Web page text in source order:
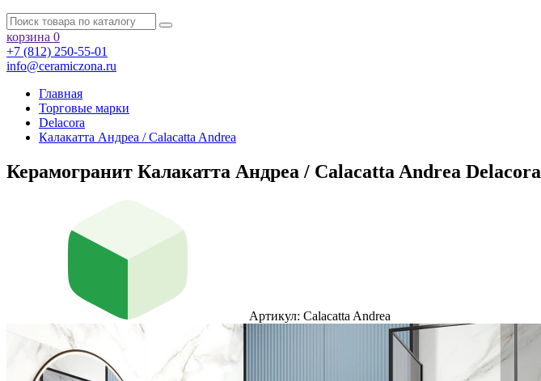
корзина 0
+7 (812) 250-55-01
info@ceramiczona.ru
Главная
Торговые марки
Delacora
Калакатта Андреа / Calacatta Andrea
Керамогранит Калакатта Андреа / Calacatta Andrea Delacora
Артикул: Calacatta Andrea